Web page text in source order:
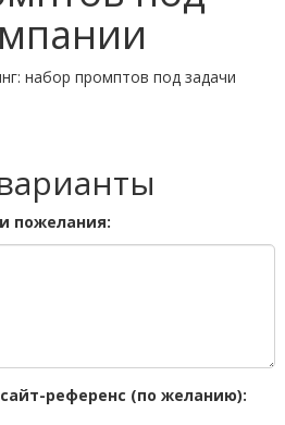
набор промптов под задачи
пожелания:
референс (по желанию):